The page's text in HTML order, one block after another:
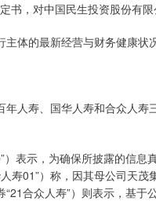
，对中国民生投资股份有限
体的最新经营与财务健康状
人寿、国华人寿和合众人
表示，为确保所披露的信
寿01”）称，因其母公司天
合众人寿”）则表示，基